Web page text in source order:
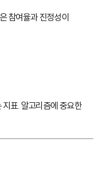
참여율과 진정성이
표. 알고리즘에 중요한